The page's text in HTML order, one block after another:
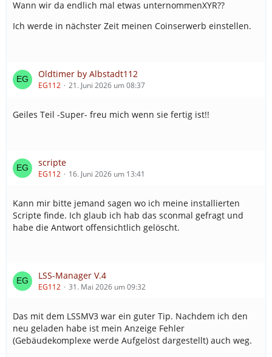
Wann wir da endlich mal etwas unternommenXYR??
Ich werde in nächster Zeit meinen Coinserwerb einstellen.
Oldtimer by Albstadt112
EG112 21. Juni 2026 um 08:37
Geiles Teil -Super- freu mich wenn sie fertig ist!!
scripte
EG112 16. Juni 2026 um 13:41
Kann mir bitte jemand sagen wo ich meine installierten
Scripte finde. Ich glaub ich hab das sconmal gefragt und
habe die Antwort offensichtlich gelöscht.
LSS-Manager V.4
EG112 31. Mai 2026 um 09:32
Das mit dem LSSMV3 war ein guter Tip. Nachdem ich den
neu geladen habe ist mein Anzeige Fehler
(Gebäudekomplexe werde Aufgelöst dargestellt) auch weg.